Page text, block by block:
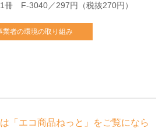
1冊 F-3040／297円（税抜270円）
業者の環境の取り組み
「エコ商品ねっと」をご覧になら